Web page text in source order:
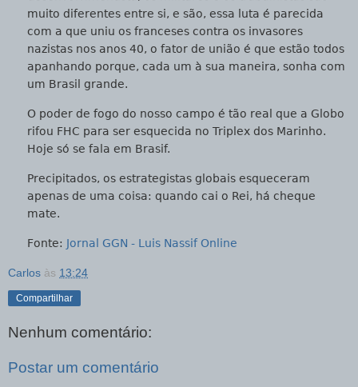
muito diferentes entre si, e são, essa luta é parecida
com a que uniu os franceses contra os invasores
nazistas nos anos 40, o fator de união é que estão todos
apanhando porque, cada um à sua maneira, sonha com
um Brasil grande.
O poder de fogo do nosso campo é tão real que a Globo
rifou FHC para ser esquecida no Triplex dos Marinho.
Hoje só se fala em Brasif.
Precipitados, os estrategistas globais esqueceram
apenas de uma coisa: quando cai o Rei, há cheque
mate.
Fonte: Jornal GGN - Luis Nassif Online
Carlos às 13:24
Compartilhar
Nenhum comentário:
Postar um comentário